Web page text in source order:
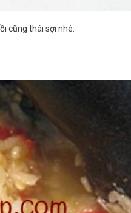
cũng thái sợi nhé.